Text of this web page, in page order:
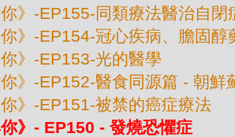
你》-EP155-同類療法醫治自閉
你》-EP154-冠心疾病、膽固醇
你》-EP153-光的醫學
你》-EP152-醫食同源篇 - 朝鮮
你》-EP151-被禁的癌症療法
你》- EP150 - 發燒恐懼症